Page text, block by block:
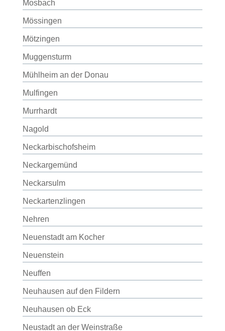
Mosbach
Mössingen
Mötzingen
Muggensturm
Mühlheim an der Donau
Mulfingen
Murrhardt
Nagold
Neckarbischofsheim
Neckargemünd
Neckarsulm
Neckartenzlingen
Nehren
Neuenstadt am Kocher
Neuenstein
Neuffen
Neuhausen auf den Fildern
Neuhausen ob Eck
Neustadt an der Weinstraße